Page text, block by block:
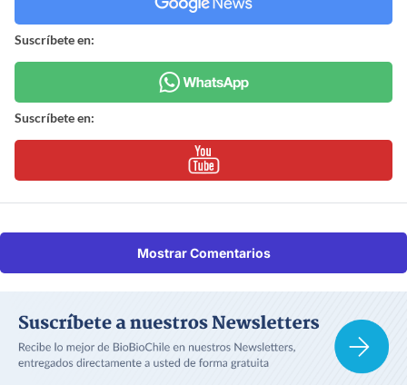
Suscríbete en:
Suscríbete en:
Mostrar Comentarios